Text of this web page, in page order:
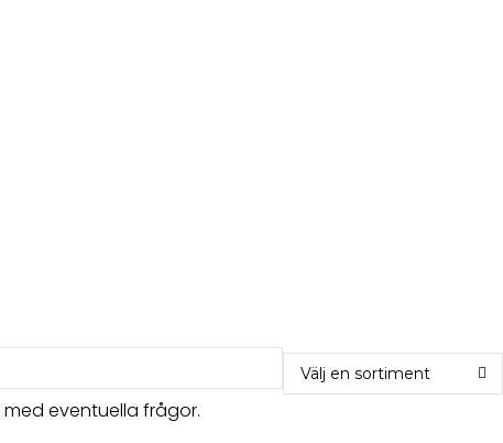
med eventuella frågor.